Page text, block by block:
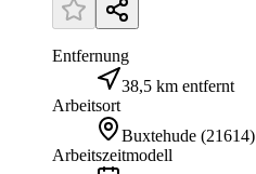
Entfernung
38,5 km entfernt
Arbeitsort
Buxtehude (21614)
Arbeitszeitmodell